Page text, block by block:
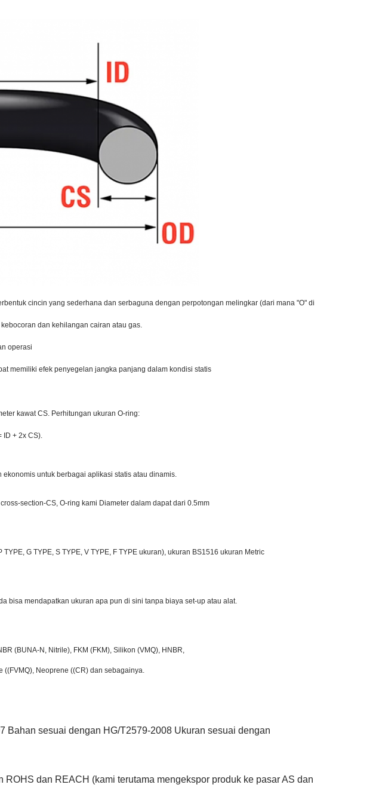
cincin yang sederhana dan serbaguna dengan perpotongan melingkar (dari mana "O" di
dan kehilangan cairan atau gas.
operasi
memiliki efek penyegelan jangka panjang dalam kondisi statis
kawat CS. Perhitungan ukuran O-ring:
ID + 2x CS).
untuk berbagai aplikasi statis atau dinamis.
section-CS, O-ring kami Diameter dalam dapat dari 0.5mm
G TYPE, S TYPE, V TYPE, F TYPE ukuran), ukuran BS1516 ukuran Metric
bisa mendapatkan ukuran apa pun di sini tanpa biaya set-up atau alat.
(BUNA-N, Nitrile), FKM (FKM), Silikon (VMQ), HNBR,
((FVMQ), Neoprene ((CR) dan sebagainya.
Bahan sesuai dengan HG/T2579-2008 Ukuran sesuai dengan
dan REACH (kami terutama mengekspor produk ke pasar AS dan